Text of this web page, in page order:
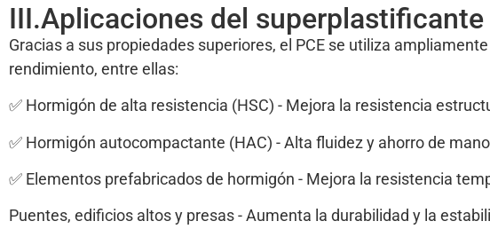
III.Aplicaciones del
Gracias a sus propiedades superiores, el PCE se utiliza
rendimiento, entre ellas:
✅ Hormigón de alta resistencia (HSC) - Mejora la resistencia
✅ Hormigón autocompactante (HAC) - Alta fluidez y ahorro de
✅ Elementos prefabricados de hormigón - Mejora la resistencia
Puentes, edificios altos y presas - Aumenta la durabilidad y la